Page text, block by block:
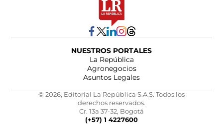
NUESTROS PORTALES
La República
Agronegocios
Asuntos Legales
© 2026, Editorial La República S.A.S. Todos los
derechos reservados.
Cr. 13a 37-32, Bogotá
(+57) 1 4227600